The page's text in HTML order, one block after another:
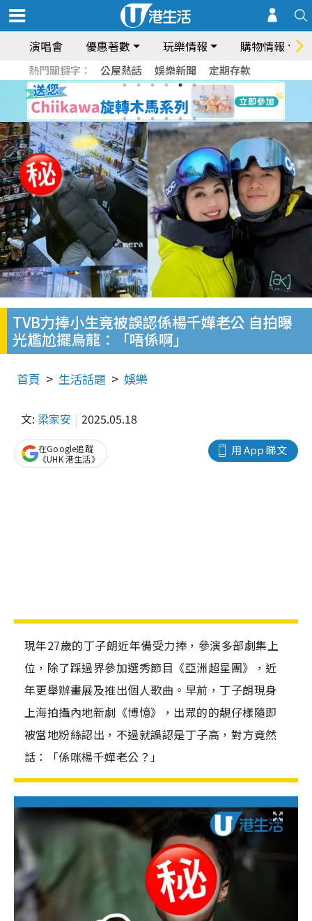
演唱會 優惠著數 玩樂情報 購物情報
熱門關鍵字： 公屋熱話 娛樂新聞 定期存款
TVB力捧小生竟被誤認係楊千嬅老公 自拍曝
光尷尬擺烏龍：「唔係啊」
首頁 生活話題 娛樂
文: 梁家安 2025.05.18
用 App 睇文
在Google追蹤
《UHK 港生活》
現年27歲的丁子朗近年備受力捧，參演多部劇集上
位，除了踩過界參加選秀節目《亞洲超星團》，近
年更舉辦畫展及推出個人歌曲。早前，丁子朗現身
上海拍攝內地新劇《博憶》，出眾的的靚仔樣隨即
被當地粉絲認出，不過就誤認是丁子高，對方竟然
話：「係咪楊千嬅老公？」